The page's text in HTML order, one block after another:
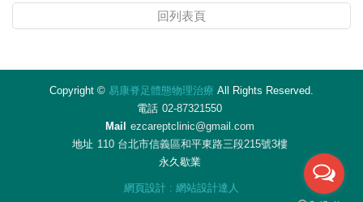
回列表頁
Copyright © 易康脊足體態物理治療 All Rights Reserved.
電話 02-87321550
Mail ezcareptclinic@gmail.com
地址 110 台北市信義區和平東路三段215號3樓
永久歇業
網頁設計 : 網站設計達人